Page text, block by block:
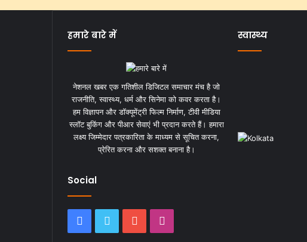
हमारे बारे में
नेशनल खबर एक गतिशील डिजिटल समाचार मंच है जो
राजनीति, स्वास्थ्य, धर्म और सिनेमा को कवर करता है।
हम विज्ञापन और डॉक्यूमेंट्री फिल्म निर्माण, टीवी मीडिया
स्लॉट बुकिंग और पीआर सेवाएं भी प्रदान करते हैं। हमारा
लक्ष्य जिम्मेदार पत्रकारिता के माध्यम से सूचित करना,
प्रेरित करना और सशक्त बनाना है।
Social
Facebook
Twitter YouTube
स्वास्थ्य